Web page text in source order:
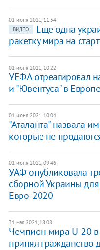
01 июня 2021, 11:54
ВИДЕО
Еще одна
ракетку мира на
01 июня 2021, 10:22
УЕФА отреагировал
и "Ювентуса" в
01 июня 2021, 10:04
"Аталанта" назвала
которые не
01 июня 2021, 09:46
УАФ опубликовала
сборной Украины
Евро-2020
31 мая 2021, 18:08
Чемпион мира U-20 в
принял гражданство